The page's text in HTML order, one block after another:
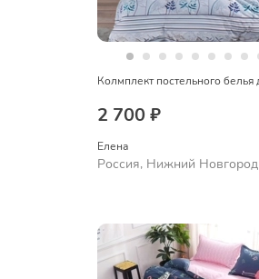
2 700 ₽
Елена
Россия, Нижний Новгород